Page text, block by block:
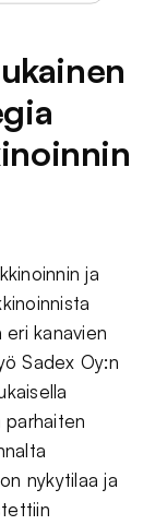
ja
kanavien
Sadex Oy:n
parhaiten
nykytilaa ja